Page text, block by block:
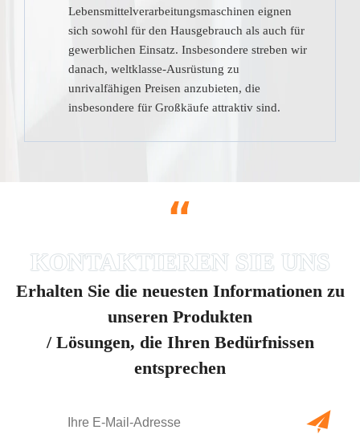
Lebensmittelverarbeitungsmaschinen eignen
sich sowohl für den Hausgebrauch als auch für
gewerblichen Einsatz. Insbesondere streben wir
danach, weltklasse-Ausrüstung zu
unrivalfähigen Preisen anzubieten, die
insbesondere für Großkäufe attraktiv sind.
“
Erhalten Sie die neuesten Informationen zu
unseren Produkten
/ Lösungen, die Ihren Bedürfnissen
entsprechen